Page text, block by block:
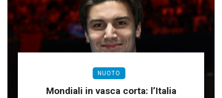
NUOTO
Mondiali in vasca corta: l’Italia